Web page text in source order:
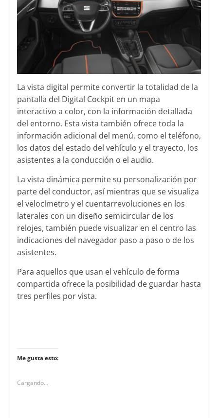
La vista digital permite convertir la totalidad de la
pantalla del Digital Cockpit en un mapa
interactivo a color, con la información detallada
del entorno. Esta vista también ofrece toda la
información adicional del menú, como el teléfono,
los datos del estado del vehículo y el trayecto, los
asistentes a la conducción o el audio.
La vista dinámica permite su personalización por
parte del conductor, así mientras que se visualiza
el velocímetro y el cuentarrevoluciones en los
laterales con un diseño semicircular de los
relojes, también puede visualizar en el centro las
indicaciones del navegador paso a paso o de los
asistentes.
Para aquellos que usan el vehículo de forma
compartida ofrece la posibilidad de guardar hasta
tres perfiles por vista.
Me gusta esto:
Cargando...